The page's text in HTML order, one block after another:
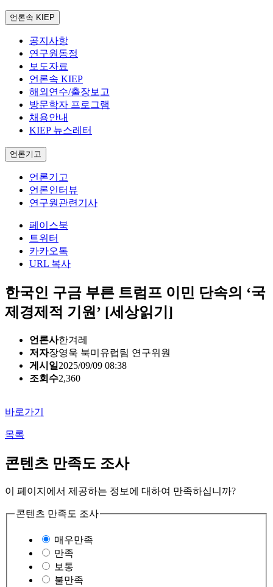
언론속 KIEP
공지사항
연구원동정
보도자료
언론속 KIEP
해외연수/출장보고
방문학자 프로그램
채용안내
KIEP 뉴스레터
언론기고
언론기고
언론인터뷰
연구원관련기사
페이스북
트위터
카카오톡
URL 복사
한국인 구금 부른 트럼프 이민 단속의 ‘국
제경제적 기원’ [세상읽기]
언론사한겨레
저자장영욱 북미유럽팀 연구위원
게시일 2025/09/09 08:38
조회수2,360
바로가기
목록
콘텐츠 만족도 조사
이 페이지에서 제공하는 정보에 대하여 만족하십니까?
콘텐츠 만족도 조사
매우만족
만족
보통
불만족